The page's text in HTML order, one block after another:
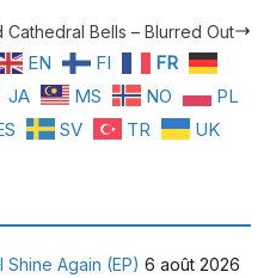
Bells – Blurred Out
EN FI
FR
JA MS NO
PL
SV TR UK
Again (EP) 6 août 2026